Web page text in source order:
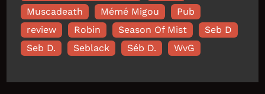
Muscadeath
Mémé Migou
Pub
review
Robin Season Of Mist
Seb D
Seb D.
Seblack Séb D. WvG